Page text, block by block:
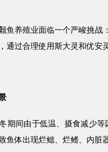
鱼 养殖业面临一个严峻挑战
通过合理使用斯大灵和优安
期间由于低温、摄食减少
鱼体出现烂鳃、烂鳍、内脏